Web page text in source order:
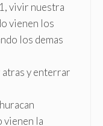
vivir nuestra
vienen los
los demas
atras y enterrar
vienen la